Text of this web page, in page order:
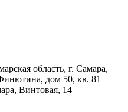
область, г. Самара,
дом 50, кв. 81
Винтовая, 14